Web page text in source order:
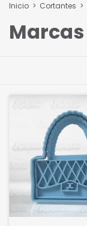
Inicio > Cortantes >
Marcas